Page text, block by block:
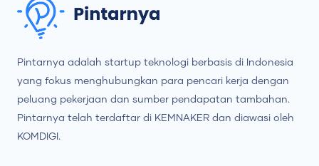
Pintarnya adalah startup teknologi berbasis di Indonesia
yang fokus menghubungkan para pencari kerja dengan
peluang pekerjaan dan sumber pendapatan tambahan.
Pintarnya telah terdaftar di KEMNAKER dan diawasi oleh
KOMDIGI.